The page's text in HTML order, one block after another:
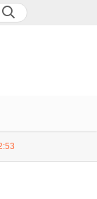
lặng sóng